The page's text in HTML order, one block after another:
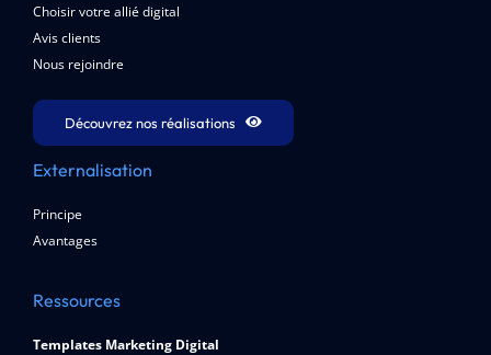
Choisir votre allié digital
Avis clients
Nous rejoindre
Découvrez nos réalisations
Externalisation
Principe
Avantages
Ressources
Templates Marketing Digital